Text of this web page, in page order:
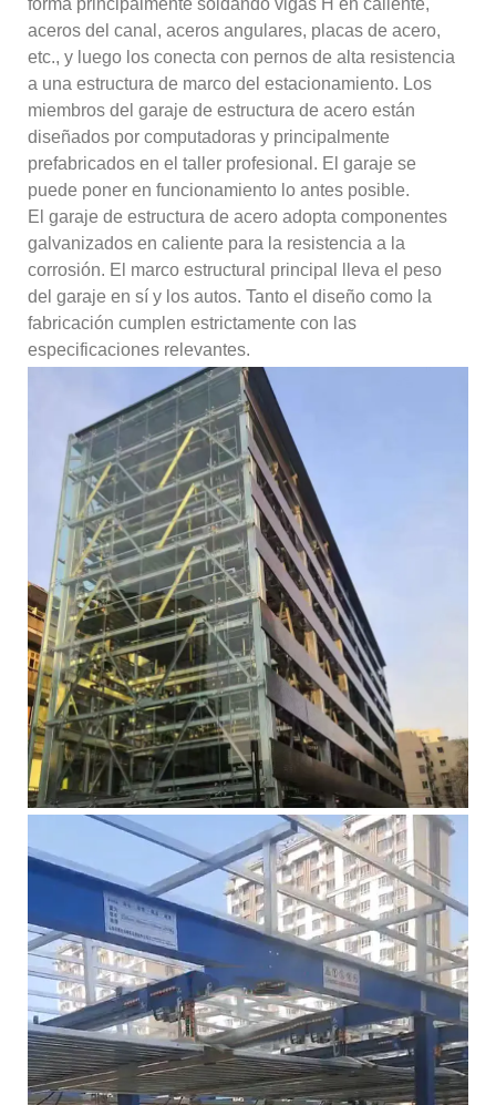
aceros del canal, aceros angulares, placas de acero,
etc., y luego los conecta con pernos de alta resistencia
a una estructura de marco del estacionamiento. Los
miembros del garaje de estructura de acero están
diseñados por computadoras y principalmente
prefabricados en el taller profesional. El garaje se
puede poner en funcionamiento lo antes posible.
El garaje de estructura de acero adopta componentes
galvanizados en caliente para la resistencia a la
corrosión. El marco estructural principal lleva el peso
del garaje en sí y los autos. Tanto el diseño como la
fabricación cumplen estrictamente con las
especificaciones relevantes.